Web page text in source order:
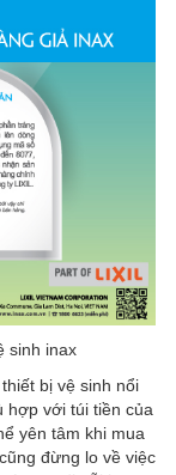
sinh inax
bị vệ sinh nổi
hợp với túi tiền của
yên tâm khi mua
đừng lo về việc